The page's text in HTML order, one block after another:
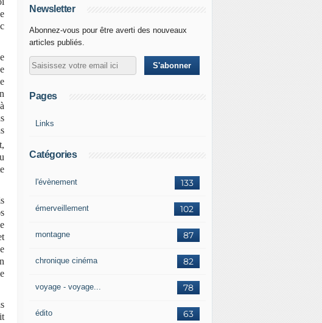
Newsletter
Abonnez-vous pour être averti des nouveaux
articles publiés.
Pages
Links
Catégories
133
l'évènement
102
émerveillement
87
montagne
82
chronique cinéma
78
voyage - voyage...
63
édito